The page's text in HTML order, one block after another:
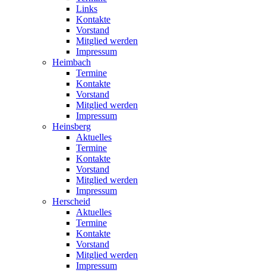
Links
Kontakte
Vorstand
Mitglied werden
Impressum
Heimbach
Termine
Kontakte
Vorstand
Mitglied werden
Impressum
Heinsberg
Aktuelles
Termine
Kontakte
Vorstand
Mitglied werden
Impressum
Herscheid
Aktuelles
Termine
Kontakte
Vorstand
Mitglied werden
Impressum